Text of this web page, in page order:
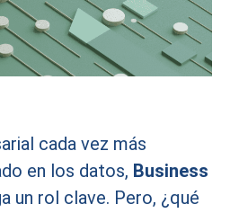
cada vez más
en los datos, Business
un rol clave. Pero, ¿qué